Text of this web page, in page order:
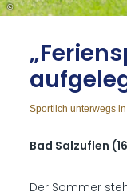
©
Sportlich unterwegs
Bad Salzuflen
Der Sommer